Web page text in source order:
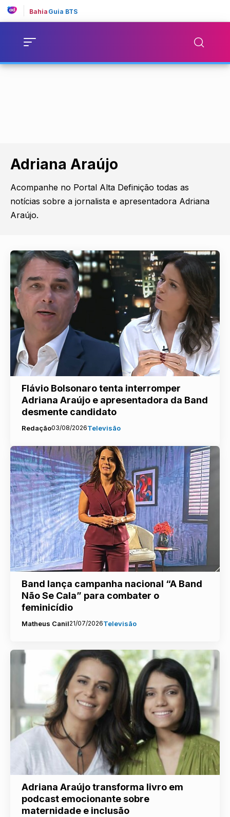
Bahia Guia BTS
Adriana Araújo
Acompanhe no Portal Alta Definição todas as
notícias sobre a jornalista e apresentadora Adriana
Araújo.
Flávio Bolsonaro tenta interromper
Adriana Araújo e apresentadora da Band
desmente candidato
Redação03/08/2026Televisão
Band lança campanha nacional “A Band
Não Se Cala” para combater o
feminicídio
Matheus Canil21/07/2026Televisão
Adriana Araújo transforma livro em
podcast emocionante sobre
maternidade e inclusão